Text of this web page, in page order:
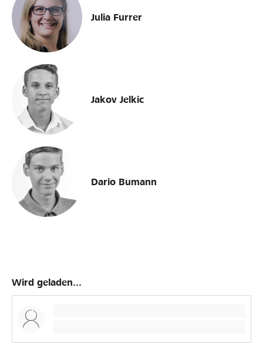
Julia Furrer
Jakov Jelkic
Dario Bumann
Wird geladen...